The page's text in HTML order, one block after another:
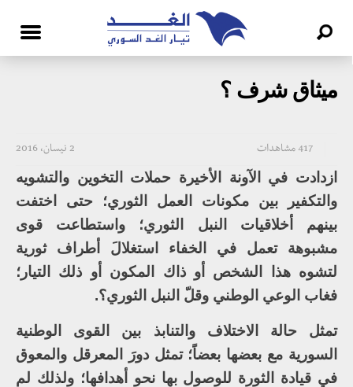
ميثاق شرف ؟
2 نيسان، 2016 417 مشاهدات
ازدادت في الآونة الأخيرة حملات التخوين والتشويه
والتكفير بين مكونات العمل الثوري؛ حتى اختفت
بينهم أخلاقيات النبل الثوري؛ واستطاعت قوى
مشبوهة تعمل في الخفاء استغلالَ أطراف ثورية
لتشوه هذا الشخص أو ذاك المكون أو ذلك التيار؛
فغاب الوعي الوطني وقلّ النبل الثوري؟.
تمثل حالة الاختلاف والتنابذ بين القوى الوطنية
السورية مع بعضها بعضاً؛ تمثل دورَ المعرقل والمعوق
في قيادة الثورة للوصول بها نحو أهدافها؛ ولذلك لم